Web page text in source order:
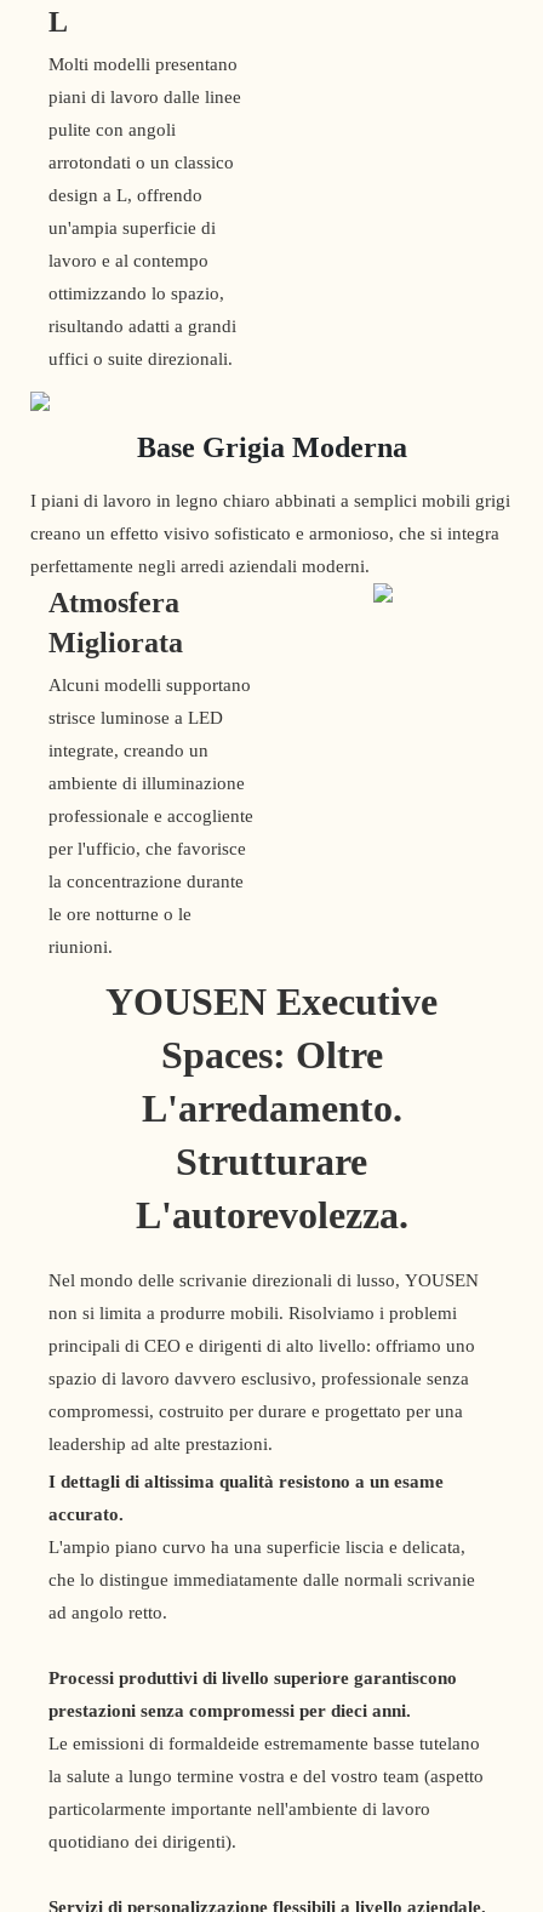
L
Molti modelli presentano
piani di lavoro dalle linee
pulite con angoli
arrotondati o un classico
design a L, offrendo
un'ampia superficie di
lavoro e al contempo
ottimizzando lo spazio,
risultando adatti a grandi
uffici o suite direzionali.
Base Grigia Moderna
I piani di lavoro in legno chiaro abbinati a semplici mobili grigi
creano un effetto visivo sofisticato e armonioso, che si integra
perfettamente negli arredi aziendali moderni.
Atmosfera
Migliorata
Alcuni modelli supportano
strisce luminose a LED
integrate, creando un
ambiente di illuminazione
professionale e accogliente
per l'ufficio, che favorisce
la concentrazione durante
le ore notturne o le
riunioni.
YOUSEN Executive
Spaces: Oltre
L'arredamento.
Strutturare
L'autorevolezza.
Nel mondo delle scrivanie direzionali di lusso, YOUSEN
non si limita a produrre mobili. Risolviamo i problemi
principali di CEO e dirigenti di alto livello: offriamo uno
spazio di lavoro davvero esclusivo, professionale senza
compromessi, costruito per durare e progettato per una
leadership ad alte prestazioni.
I dettagli di altissima qualità resistono a un esame
accurato.
L'ampio piano curvo ha una superficie liscia e delicata,
che lo distingue immediatamente dalle normali scrivanie
ad angolo retto.
Processi produttivi di livello superiore garantiscono
prestazioni senza compromessi per dieci anni.
Le emissioni di formaldeide estremamente basse tutelano
la salute a lungo termine vostra e del vostro team (aspetto
particolarmente importante nell'ambiente di lavoro
quotidiano dei dirigenti).
Servizi di personalizzazione flessibili a livello aziendale.